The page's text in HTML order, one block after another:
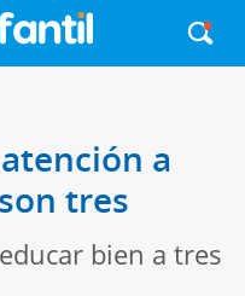
a
tres
bien a tres